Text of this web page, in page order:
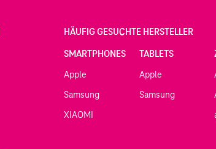
HÄUFIG GESUCHTE HERSTELLER
SMARTPHONES
Apple
Samsung
XIAOMI
TABLETS
Apple
Samsung